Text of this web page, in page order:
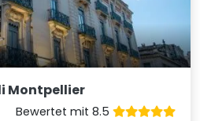
Montpellier
Bewertet mit 8.5